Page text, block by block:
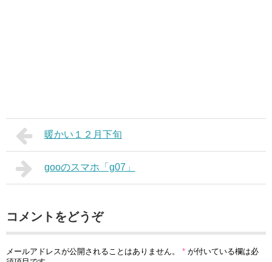
暖かい１２月下旬
gooのスマホ「g07」
コメントをどうぞ
メールアドレスが公開されることはありません。 * が付いている欄は必